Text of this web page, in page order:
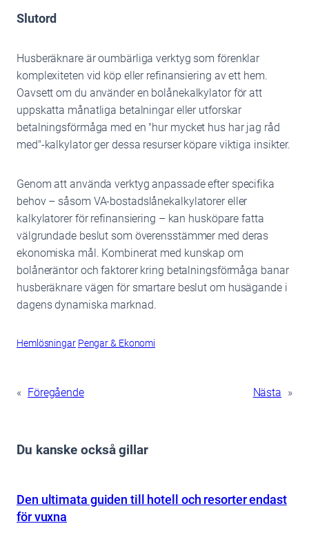
Slutord
Husberäknare är oumbärliga verktyg som förenklar
komplexiteten vid köp eller refinansiering av ett hem.
Oavsett om du använder en bolånekalkylator för att
uppskatta månatliga betalningar eller utforskar
betalningsförmåga med en "hur mycket hus har jag råd
med"-kalkylator ger dessa resurser köpare viktiga insikter.
Genom att använda verktyg anpassade efter specifika
behov – såsom VA-bostadslånekalkylatorer eller
kalkylatorer för refinansiering – kan husköpare fatta
välgrundade beslut som överensstämmer med deras
ekonomiska mål. Kombinerat med kunskap om
bolåneräntor och faktorer kring betalningsförmåga banar
husberäknare vägen för smartare beslut om husägande i
dagens dynamiska marknad.
Hemlösningar Pengar & Ekonomi
« Föregående Nästa »
Du kanske också gillar
Den ultimata guiden till hotell och resorter endast
för vuxna